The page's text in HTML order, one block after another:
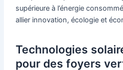
supérieure à l’énergie
allier innovation, écologie et
Technologies
pour des foyers